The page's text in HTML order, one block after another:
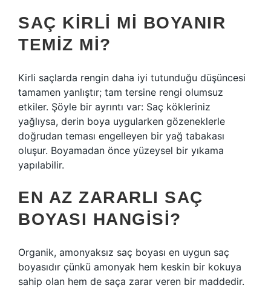
SAÇ KIRLI MI BOYANIR
TEMIZ MI?
Kirli saçlarda rengin daha iyi tutunduğu düşüncesi
tamamen yanlıştır; tam tersine rengi olumsuz
etkiler. Şöyle bir ayrıntı var: Saç kökleriniz
yağlıysa, derin boya uygularken gözeneklerle
doğrudan teması engelleyen bir yağ tabakası
oluşur. Boyamadan önce yüzeysel bir yıkama
yapılabilir.
EN AZ ZARARLI SAÇ
BOYASI HANGISI?
Organik, amonyaksız saç boyası en uygun saç
boyasıdır çünkü amonyak hem keskin bir kokuya
sahip olan hem de saça zarar veren bir maddedir.